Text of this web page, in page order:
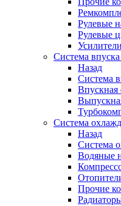
Рулевые
Рулевые
Система
Назад
Система
Впускная
Система
Назад
Система
Водяные
Прочие